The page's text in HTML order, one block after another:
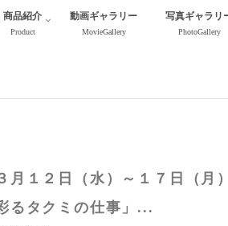
商品紹介
Product
動画ギャラリー
MovieGallery
写真ギャラリ
PhotoGallery
月１２日（水）～１７日（
るタクミの仕事」...